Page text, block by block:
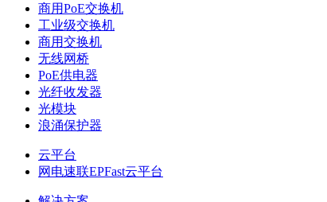
商用PoE交换机
工业级交换机
商用交换机
无线网桥
PoE供电器
光纤收发器
光模块
浪涌保护器
云平台
网电速联EPFast云平台